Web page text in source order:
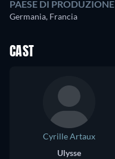
PAESE DI PRODUZIONE
Germania, Francia
CAST
Cyrille Artaux
Ulysse